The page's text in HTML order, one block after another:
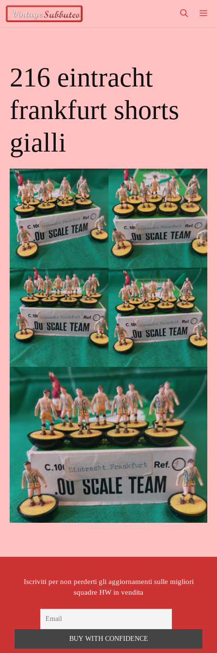
Vai
216 eintracht
frankfurt shorts
gialli
Iscriviti per non perderti gli aggiornamenti sulle migliori
squadre HW in vendita